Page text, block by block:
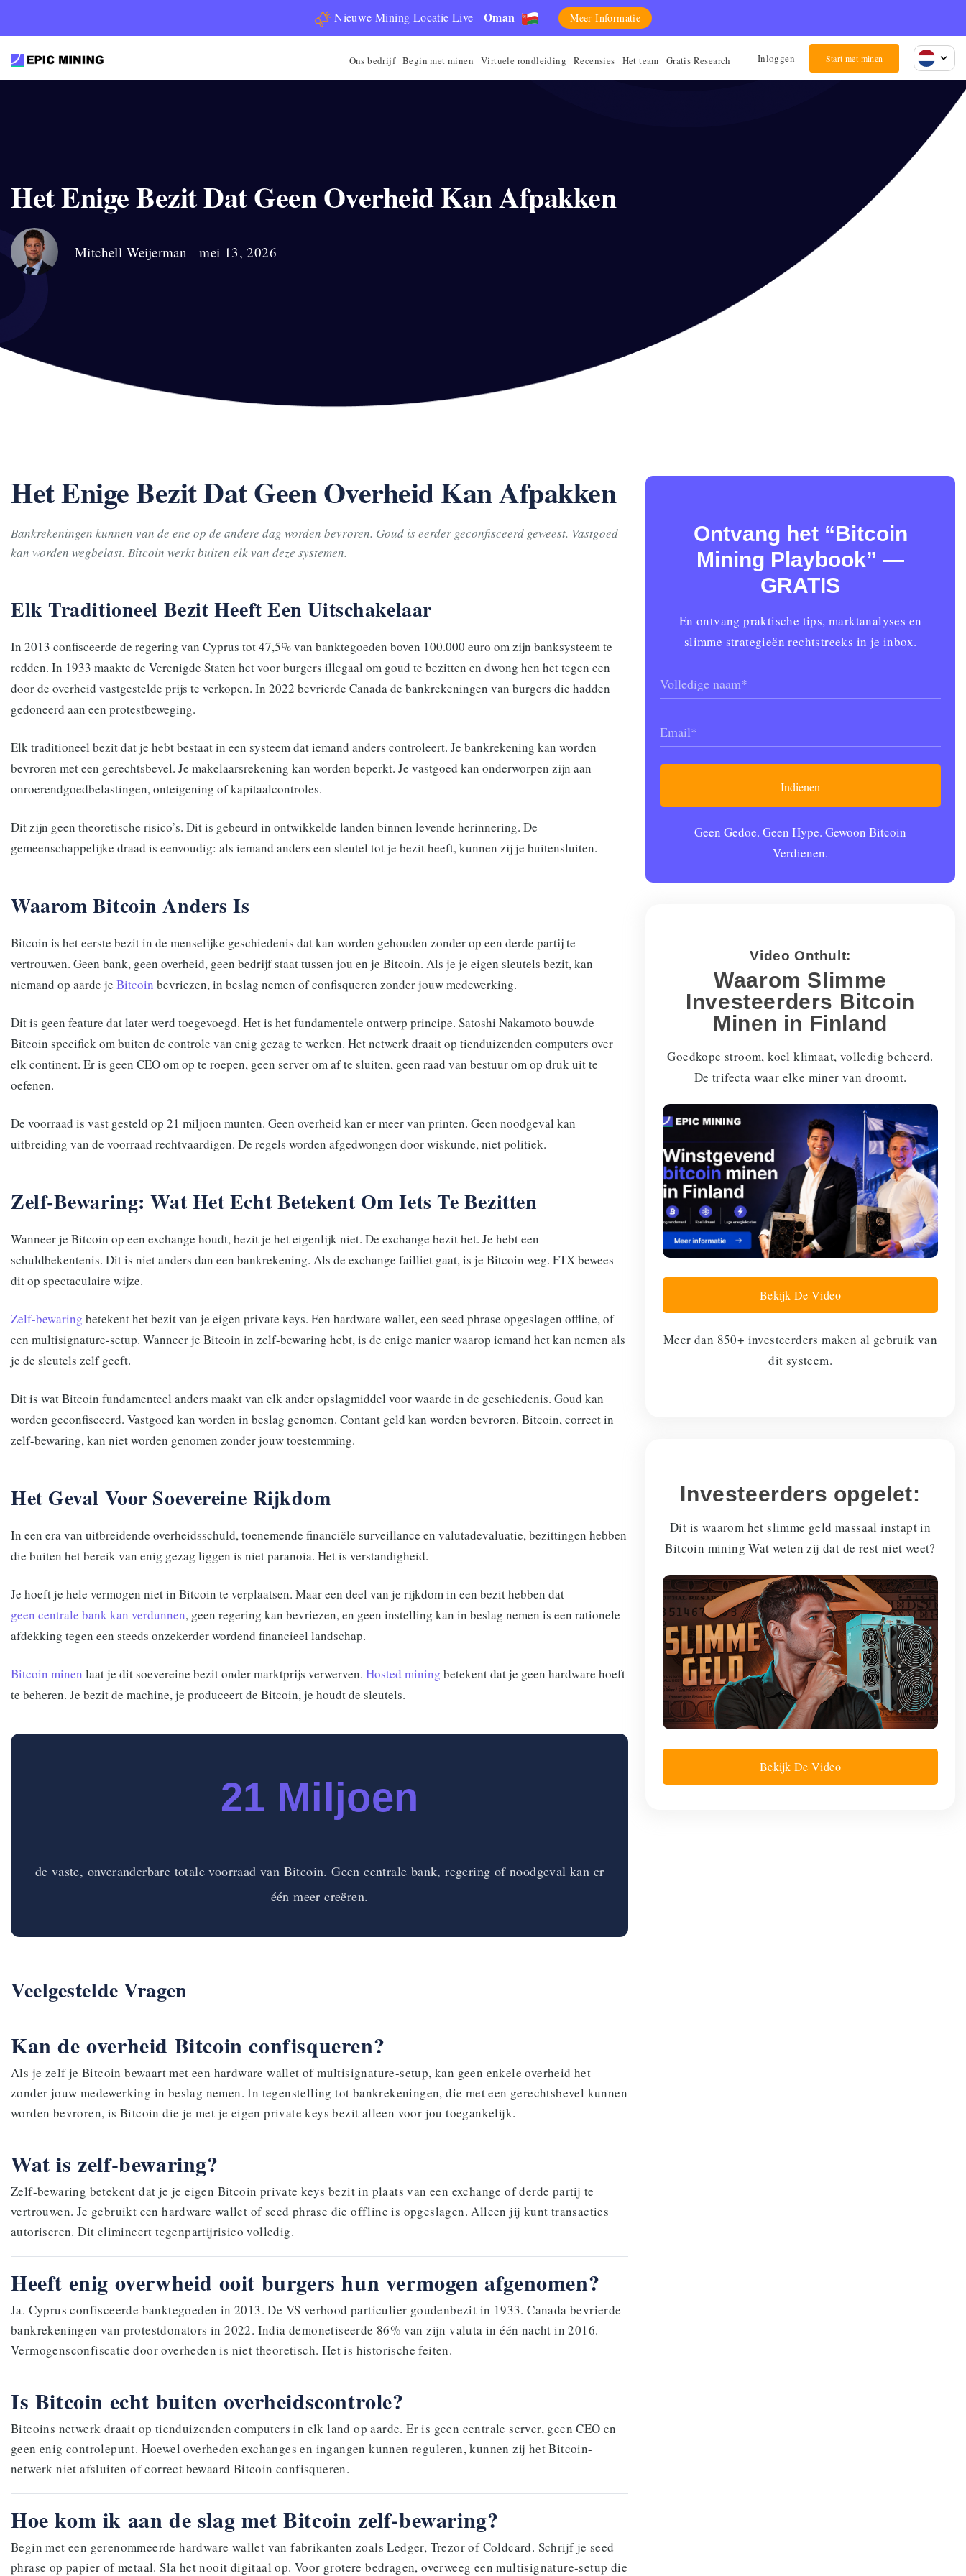
Nieuwe Mining Locatie Live - Oman Meer Informatie
Ons bedrijf Begin met minen Virtuele rondleiding Recensies Het team Gratis Research Inloggen Start met minen
Het Enige Bezit Dat Geen Overheid Kan Afpakken
Mitchell Weijerman mei 13, 2026
Het Enige Bezit Dat Geen Overheid Kan Afpakken
Bankrekeningen kunnen van de ene op de andere dag worden bevroren. Goud is eerder geconfisceerd geweest. Vastgoed
kan worden wegbelast. Bitcoin werkt buiten elk van deze systemen.
Elk Traditioneel Bezit Heeft Een Uitschakelaar
In 2013 confisceerde de regering van Cyprus tot 47,5% van banktegoeden boven 100.000 euro om zijn banksysteem te
redden. In 1933 maakte de Verenigde Staten het voor burgers illegaal om goud te bezitten en dwong hen het tegen een
door de overheid vastgestelde prijs te verkopen. In 2022 bevrierde Canada de bankrekeningen van burgers die hadden
gedoneerd aan een protestbeweging.
Elk traditioneel bezit dat je hebt bestaat in een systeem dat iemand anders controleert. Je bankrekening kan worden
bevroren met een gerechtsbevel. Je makelaarsrekening kan worden beperkt. Je vastgoed kan onderworpen zijn aan
onroerendgoedbelastingen, onteigening of kapitaalcontroles.
Dit zijn geen theoretische risico’s. Dit is gebeurd in ontwikkelde landen binnen levende herinnering. De
gemeenschappelijke draad is eenvoudig: als iemand anders een sleutel tot je bezit heeft, kunnen zij je buitensluiten.
Waarom Bitcoin Anders Is
Bitcoin is het eerste bezit in de menselijke geschiedenis dat kan worden gehouden zonder op een derde partij te
vertrouwen. Geen bank, geen overheid, geen bedrijf staat tussen jou en je Bitcoin. Als je je eigen sleutels bezit, kan
niemand op aarde je Bitcoin bevriezen, in beslag nemen of confisqueren zonder jouw medewerking.
Dit is geen feature dat later werd toegevoegd. Het is het fundamentele ontwerp principe. Satoshi Nakamoto bouwde
Bitcoin specifiek om buiten de controle van enig gezag te werken. Het netwerk draait op tienduizenden computers over
elk continent. Er is geen CEO om op te roepen, geen server om af te sluiten, geen raad van bestuur om op druk uit te
oefenen.
De voorraad is vast gesteld op 21 miljoen munten. Geen overheid kan er meer van printen. Geen noodgeval kan
uitbreiding van de voorraad rechtvaardigen. De regels worden afgedwongen door wiskunde, niet politiek.
Zelf-Bewaring: Wat Het Echt Betekent Om Iets Te Bezitten
Wanneer je Bitcoin op een exchange houdt, bezit je het eigenlijk niet. De exchange bezit het. Je hebt een
schuldbekentenis. Dit is niet anders dan een bankrekening. Als de exchange failliet gaat, is je Bitcoin weg. FTX bewees
dit op spectaculaire wijze.
Zelf-bewaring betekent het bezit van je eigen private keys. Een hardware wallet, een seed phrase opgeslagen offline, of
een multisignature-setup. Wanneer je Bitcoin in zelf-bewaring hebt, is de enige manier waarop iemand het kan nemen als
je de sleutels zelf geeft.
Dit is wat Bitcoin fundamenteel anders maakt van elk ander opslagmiddel voor waarde in de geschiedenis. Goud kan
worden geconfisceerd. Vastgoed kan worden in beslag genomen. Contant geld kan worden bevroren. Bitcoin, correct in
zelf-bewaring, kan niet worden genomen zonder jouw toestemming.
Het Geval Voor Soevereine Rijkdom
In een era van uitbreidende overheidsschuld, toenemende financiële surveillance en valutadevaluatie, bezittingen hebben
die buiten het bereik van enig gezag liggen is niet paranoia. Het is verstandigheid.
Je hoeft je hele vermogen niet in Bitcoin te verplaatsen. Maar een deel van je rijkdom in een bezit hebben dat
geen centrale bank kan verdunnen, geen regering kan bevriezen, en geen instelling kan in beslag nemen is een rationele
afdekking tegen een steeds onzekerder wordend financieel landschap.
Bitcoin minen laat je dit soevereine bezit onder marktprijs verwerven. Hosted mining betekent dat je geen hardware hoeft
te beheren. Je bezit de machine, je produceert de Bitcoin, je houdt de sleutels.
21 Miljoen
de vaste, onveranderbare totale voorraad van Bitcoin. Geen centrale bank, regering of noodgeval kan er
één meer creëren.
Veelgestelde Vragen
Kan de overheid Bitcoin confisqueren?
Als je zelf je Bitcoin bewaart met een hardware wallet of multisignature-setup, kan geen enkele overheid het
zonder jouw medewerking in beslag nemen. In tegenstelling tot bankrekeningen, die met een gerechtsbevel kunnen
worden bevroren, is Bitcoin die je met je eigen private keys bezit alleen voor jou toegankelijk.
Wat is zelf-bewaring?
Zelf-bewaring betekent dat je je eigen Bitcoin private keys bezit in plaats van een exchange of derde partij te
vertrouwen. Je gebruikt een hardware wallet of seed phrase die offline is opgeslagen. Alleen jij kunt transacties
autoriseren. Dit elimineert tegenpartijrisico volledig.
Heeft enig overwheid ooit burgers hun vermogen afgenomen?
Ja. Cyprus confisceerde banktegoeden in 2013. De VS verbood particulier goudenbezit in 1933. Canada bevrierde
bankrekeningen van protestdonators in 2022. India demonetiseerde 86% van zijn valuta in één nacht in 2016.
Vermogensconfiscatie door overheden is niet theoretisch. Het is historische feiten.
Is Bitcoin echt buiten overheidscontrole?
Bitcoins netwerk draait op tienduizenden computers in elk land op aarde. Er is geen centrale server, geen CEO en
geen enig controlepunt. Hoewel overheden exchanges en ingangen kunnen reguleren, kunnen zij het Bitcoin-
netwerk niet afsluiten of correct bewaard Bitcoin confisqueren.
Hoe kom ik aan de slag met Bitcoin zelf-bewaring?
Begin met een gerenommeerde hardware wallet van fabrikanten zoals Ledger, Trezor of Coldcard. Schrijf je seed
phrase op papier of metaal. Sla het nooit digitaal op. Voor grotere bedragen, overweeg een multisignature-setup die
Ontvang het “Bitcoin
Mining Playbook” —
GRATIS
En ontvang praktische tips, marktanalyses en
slimme strategieën rechtstreeks in je inbox.
Name(Vereist)
Email(Vereist)
Geen Gedoe. Geen Hype. Gewoon Bitcoin
Verdienen.
Video Onthult:
Waarom Slimme
Investeerders Bitcoin
Minen in Finland
Goedkope stroom, koel klimaat, volledig beheerd.
De trifecta waar elke miner van droomt.
Bekijk De Video
Meer dan 850+ investeerders maken al gebruik van
dit systeem.
Investeerders opgelet:
Dit is waarom het slimme geld massaal instapt in
Bitcoin mining Wat weten zij dat de rest niet weet?
Bekijk De Video